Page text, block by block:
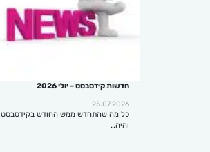
חדשות קידסבסט – יולי 2026
25.07.2026
כל מה שהתחדש ממש החודש בקידסבסט
והיה…